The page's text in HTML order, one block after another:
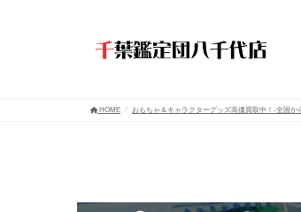
HOME おもちゃ＆キャラクターグッズ高価買取中！-全国